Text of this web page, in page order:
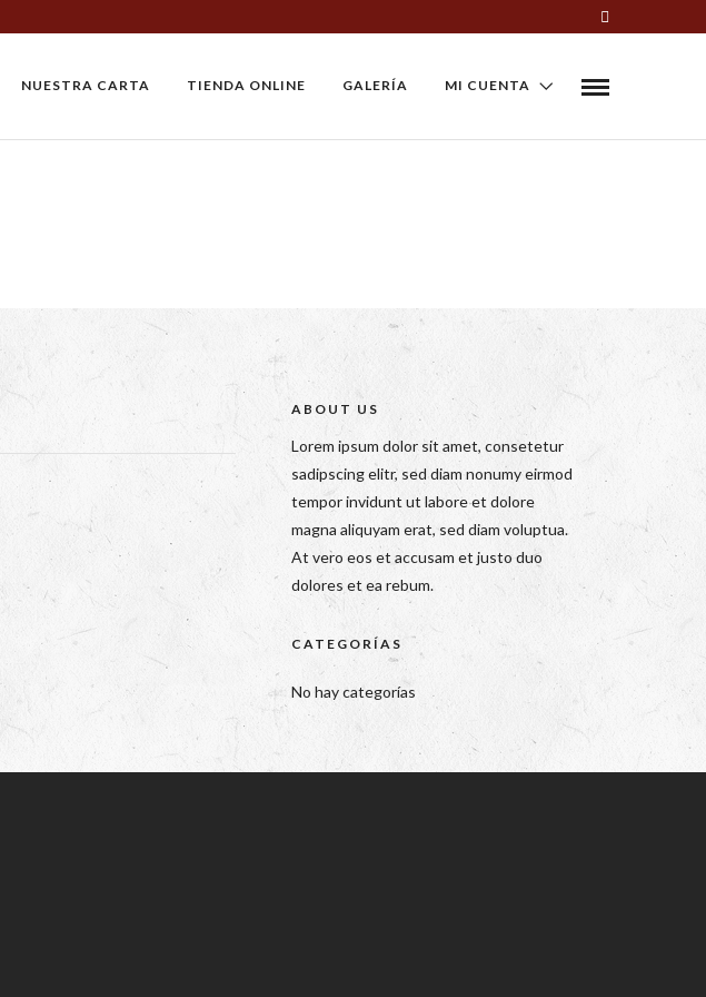
NUESTRA CARTA TIENDA ONLINE GALERÍA MI CUENTA
ABOUT US
Lorem ipsum dolor sit amet, consetetur
sadipscing elitr, sed diam nonumy eirmod
tempor invidunt ut labore et dolore
magna aliquyam erat, sed diam voluptua.
At vero eos et accusam et justo duo
dolores et ea rebum.
CATEGORÍAS
No hay categorías